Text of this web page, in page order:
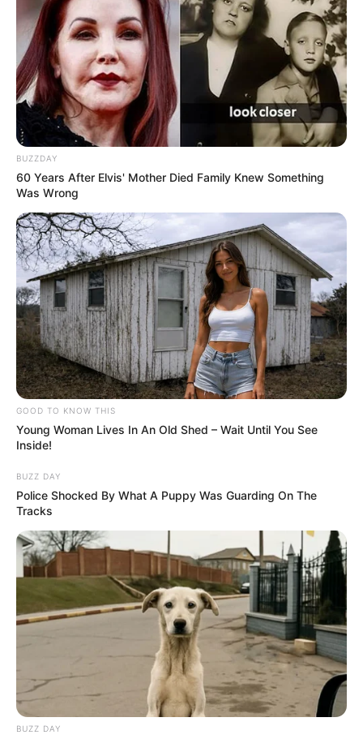
BUZZDAY
60 Years After Elvis' Mother Died Family Knew Something
Was Wrong
GOOD TO KNOW THIS
Young Woman Lives In An Old Shed – Wait Until You See
Inside!
BUZZ DAY
Police Shocked By What A Puppy Was Guarding On The
Tracks
BUZZ DAY